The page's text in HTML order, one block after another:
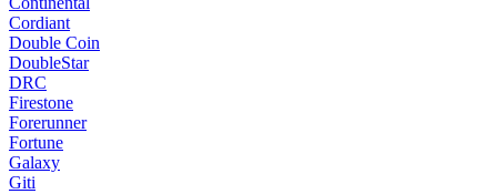
Cordiant
Double Coin
DoubleStar
DRC
Firestone
Forerunner
Fortune
Galaxy
Giti